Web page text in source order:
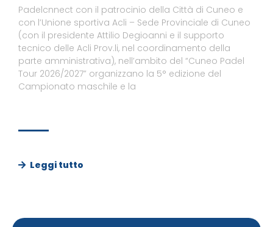
Padelcnnect con il patrocinio della Città di Cuneo e
con l’Unione sportiva Acli – Sede Provinciale di Cuneo
(con il presidente Attilio Degioanni e il supporto
tecnico delle Acli Prov.li, nel coordinamento della
parte amministrativa), nell’ambito del “Cuneo Padel
Tour 2026/2027” organizzano la 5° edizione del
Campionato maschile e la
Leggi tutto